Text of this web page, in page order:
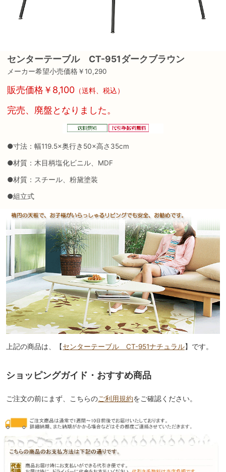
センターテーブル CT-951ダークブラウン
メーカー希望小売価格￥10,290
販売価格￥8,100 （送料、税込）
完売、廃盤となりました。
●寸法：幅119.5×奥行き50×高さ35cm
●材質：木目柄塩化ビニル、MDF
●材質：スチール、粉黛塗装
●組立式
上記の商品は、【センターテーブル CT-951ナチュラル】です。
ショッピングガイド・おすすめ商品
ご注文の前にまず、こちらのご利用規約をご確認ください。